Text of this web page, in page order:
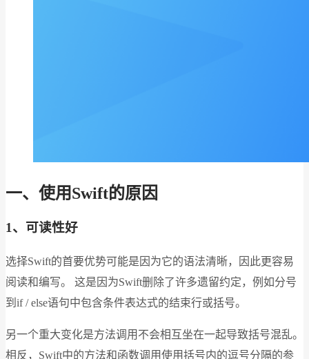
一、使用Swift的原因
1、可读性好
选择Swift的首要优势可能是因为它的语法清晰，因此更容易
阅读和编写。 这是因为Swift删除了许多遗留约定，例如分号
到if / else语句中包含条件表达式的结束行或括号。
另一个重大变化是方法调用不会相互坐在一起导致括号混乱。
相反，Swift中的方法和函数调用使用括号内的逗号分隔的参